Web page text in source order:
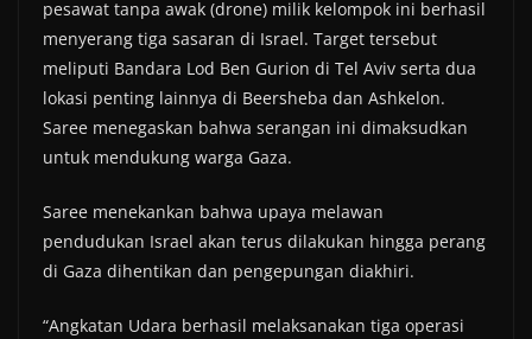
pesawat tanpa awak (drone) milik kelompok ini berhasil
menyerang tiga sasaran di Israel. Target tersebut
meliputi Bandara Lod Ben Gurion di Tel Aviv serta dua
lokasi penting lainnya di Beersheba dan Ashkelon.
Saree menegaskan bahwa serangan ini dimaksudkan
untuk mendukung warga Gaza.
Saree menekankan bahwa upaya melawan
pendudukan Israel akan terus dilakukan hingga perang
di Gaza dihentikan dan pengepungan diakhiri.
“Angkatan Udara berhasil melaksanakan tiga operasi